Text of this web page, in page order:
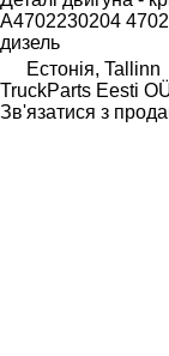
A4702230204
дизель
Естонія, Tallinn
TruckParts Eesti
Зв'язатися з